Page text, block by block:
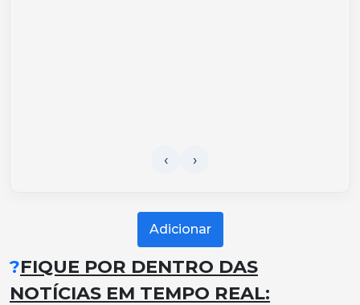
Adicionar
?FIQUE POR DENTRO DAS
NOTÍCIAS EM TEMPO REAL: